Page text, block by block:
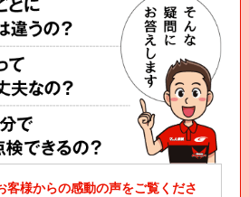
客様からの感動の声をご覧くださ